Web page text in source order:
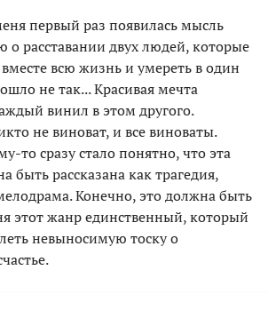
первый раз появилась мысль
о расставании двух людей, которые
всю жизнь и умереть в один
не так... Красивая мечта
винил в этом другого.
не виноват, и все виноваты.
то сразу стало понятно, что эта
быть рассказана как трагедия,
Конечно, это должна быть
этот жанр единственный, который
невыносимую тоску о